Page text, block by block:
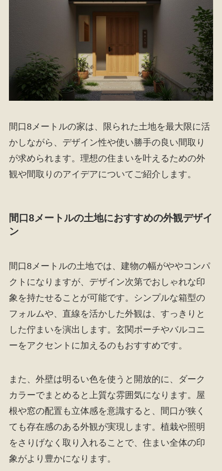
間口8メートルの家は、限られた土地を最大限に活
かしながら、デザイン性や使い勝手の良い間取り
が求められます。理想の住まいを叶えるための外
観や間取りのアイデアについてご紹介します。
間口8メートルの土地におすすめの外観デザイ
ン
間口8メートルの土地では、建物の幅がややコンパ
クトになりますが、デザイン次第でおしゃれな印
象を持たせることが可能です。シンプルな箱型の
フォルムや、直線を活かした外観は、すっきりと
した佇まいを演出します。玄関ポーチやバルコニ
ーをアクセントに加えるのもおすすめです。
また、外壁は明るい色を使うと開放的に、ダーク
カラーでまとめると上質な雰囲気になります。屋
根や窓の配置も立体感を意識すると、間口が狭く
ても存在感のある外観が実現します。植栽や照明
をさりげなく取り入れることで、住まい全体の印
象がより豊かになります。